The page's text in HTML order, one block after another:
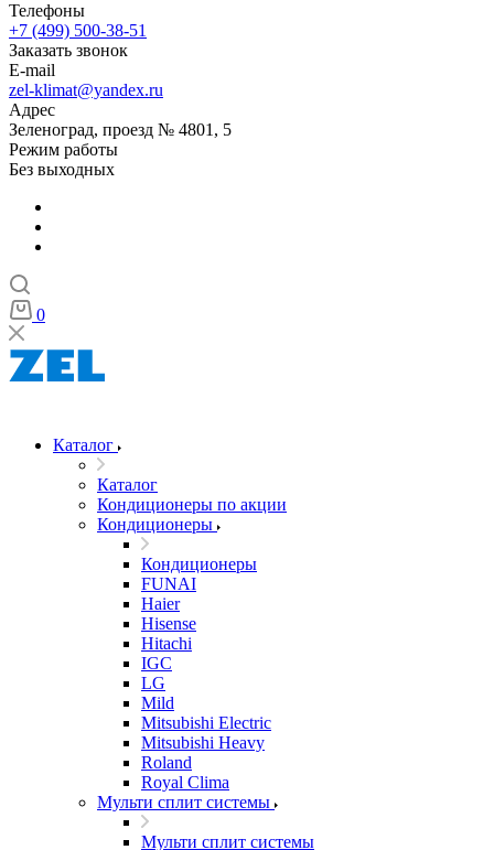
Телефоны
+7 (499) 500-38-51
Заказать звонок
E-mail
zel-klimat@yandex.ru
Адрес
Зеленоград, проезд № 4801, 5
Режим работы
Без выходных
0
Каталог
Каталог
Кондиционеры по акции
Кондиционеры
Кондиционеры
FUNAI
Haier
Hisense
Hitachi
IGC
LG
Mild
Mitsubishi Electric
Mitsubishi Heavy
Roland
Royal Clima
Мульти сплит системы
Мульти сплит системы